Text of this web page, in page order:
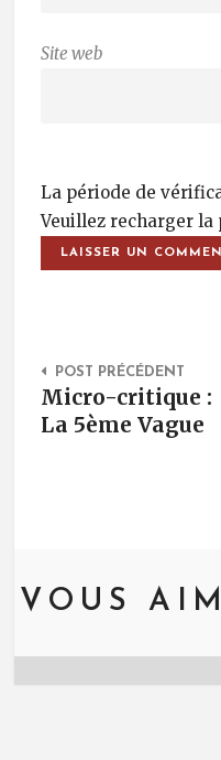
Site web
La période de
Veuillez recharger la
Post
POST PRÉCÉDENT
Micro-critique :
La 5ème Vague
VOUS